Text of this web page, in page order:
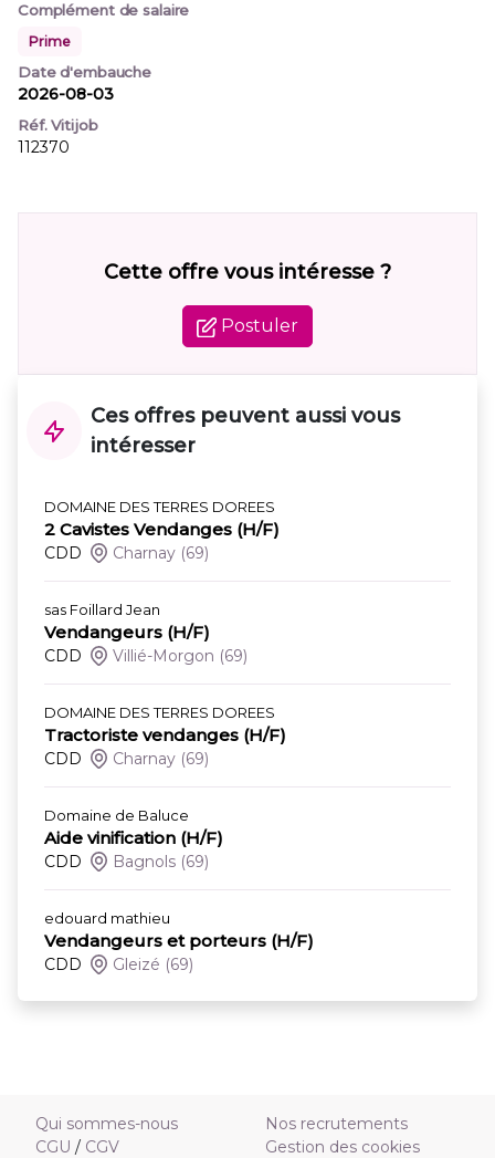
Complément de salaire
Prime
Date d'embauche
2026-08-03
Réf. Vitijob
112370
Cette offre vous intéresse ?
Postuler
Ces offres peuvent aussi vous
intéresser
DOMAINE DES TERRES DOREES
2 Cavistes Vendanges (H/F)
CDD Charnay (69)
sas Foillard Jean
Vendangeurs (H/F)
CDD Villié-Morgon (69)
DOMAINE DES TERRES DOREES
Tractoriste vendanges (H/F)
CDD Charnay (69)
Domaine de Baluce
Aide vinification (H/F)
CDD Bagnols (69)
edouard mathieu
Vendangeurs et porteurs (H/F)
CDD Gleizé (69)
Qui sommes-nous
CGU / CGV
Nos recrutements
Gestion des cookies